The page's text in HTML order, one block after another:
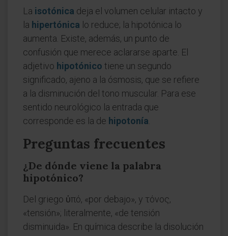
La isotónica deja el volumen celular intacto y
la hipertónica lo reduce; la hipotónica lo
aumenta. Existe, además, un punto de
confusión que merece aclararse aparte. El
adjetivo hipotónico tiene un segundo
significado, ajeno a la ósmosis, que se refiere
a la disminución del tono muscular. Para ese
sentido neurológico la entrada que
corresponde es la de hipotonía
Preguntas frecuentes
¿De dónde viene la palabra
hipotónico?
Del griego ὑπό, «por debajo», y τόνος,
«tensión»; literalmente, «de tensión
disminuida». En química describe la disolución